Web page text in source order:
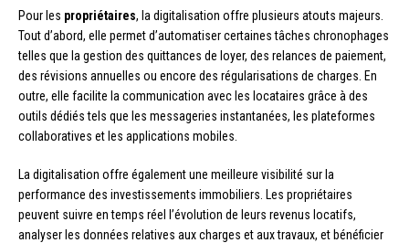
Pour les propriétaires, la digitalisation offre plusieurs atouts majeurs.
Tout d’abord, elle permet d’automatiser certaines tâches chronophages
telles que la gestion des quittances de loyer, des relances de paiement,
des révisions annuelles ou encore des régularisations de charges. En
outre, elle facilite la communication avec les locataires grâce à des
outils dédiés tels que les messageries instantanées, les plateformes
collaboratives et les applications mobiles.
La digitalisation offre également une meilleure visibilité sur la
performance des investissements immobiliers. Les propriétaires
peuvent suivre en temps réel l’évolution de leurs revenus locatifs,
analyser les données relatives aux charges et aux travaux, et bénéficier